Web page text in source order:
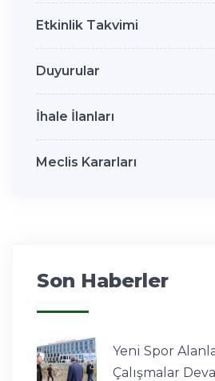
Etkinlik Takvimi
Duyurular
İhale İlanları
Meclis Kararları
Son Haberler
Yeni Spor
Çalışmalar